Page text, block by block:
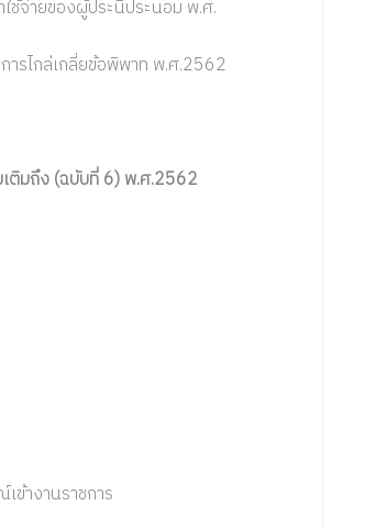
ช้จ่ายของผู้ประนีประนอม พ.ศ.
รไกล่เกลี่ยข้อพิพาท พ.ศ.2562
ติมถึง (ฉบับที่ 6) พ.ศ.2562
ข้างานราชการ